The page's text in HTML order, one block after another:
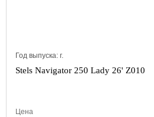
Год выпуска: г.
Stels Navigator 250 Lady 26' Z010
Цена